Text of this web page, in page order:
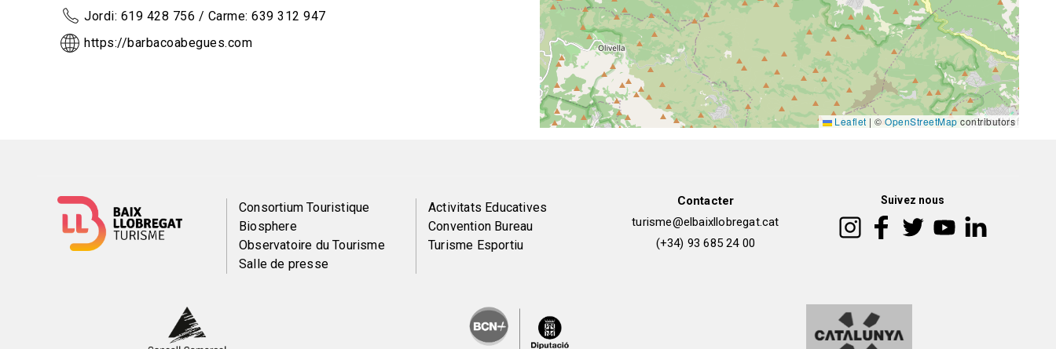
Jordi: 619 428 756 / Carme: 639 312 947
https://barbacoabegues.com
Leaflet | © OpenStreetMap contributors
Menú
del
Consortium Touristique
Biosphere
Observatoire du Tourisme
Salle de presse
Peu
de
Activitats Educatives
Convention Bureau
Turisme Esportiu
Contacter
turisme@elbaixllobregat.cat
(+34) 93 685 24 00
Suivez nous